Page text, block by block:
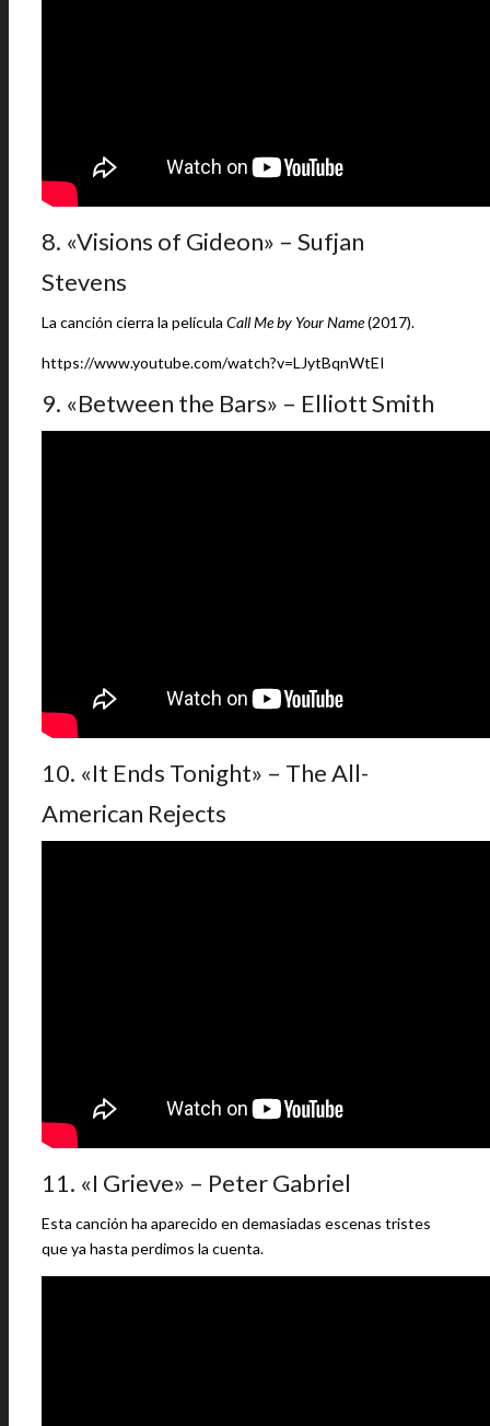
8. «Visions of Gideon» – Sufjan
Stevens
La canción cierra la película Call Me by Your Name(2017).
https://www.youtube.com/watch?v=LJytBqnWtEI
9. «Between the Bars» – Elliott Smith
10. «It Ends Tonight» – The All-
American Rejects
11. «I Grieve» – Peter Gabriel
Esta canción ha aparecido en demasiadas escenas tristes
que ya hasta perdimos la cuenta.